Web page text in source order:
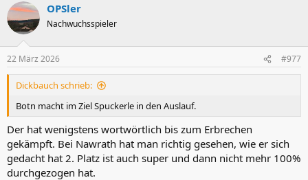
k
t
i
e
n
OPSler
Nachwuchsspieler
22 März 2026 #977
Dickbauch schrieb:
Botn macht im Ziel Spuckerle in den Auslauf.
Der hat wenigstens wortwörtlich bis zum Erbrechen
gekämpft. Bei Nawrath hat man richtig gesehen, wie er sich
gedacht hat 2. Platz ist auch super und dann nicht mehr 100%
durchgezogen hat.